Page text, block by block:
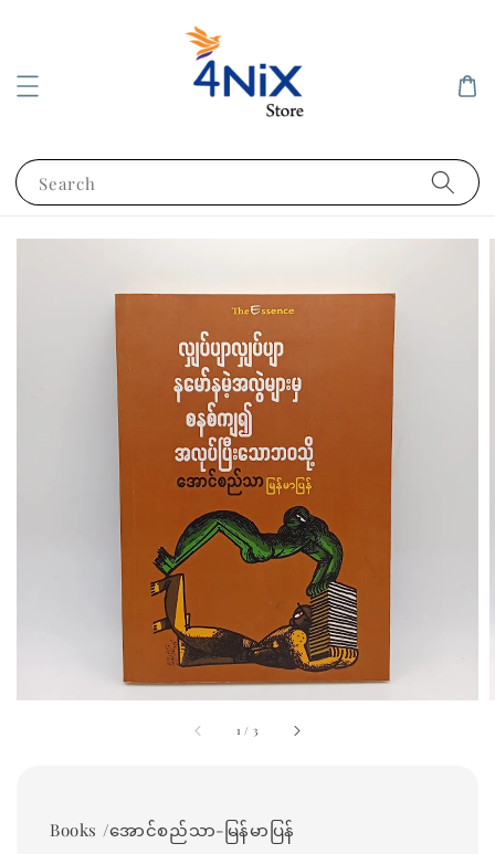
Search
1 / 3
Books /အောင်စည်သာ-မြန်မာပြန်